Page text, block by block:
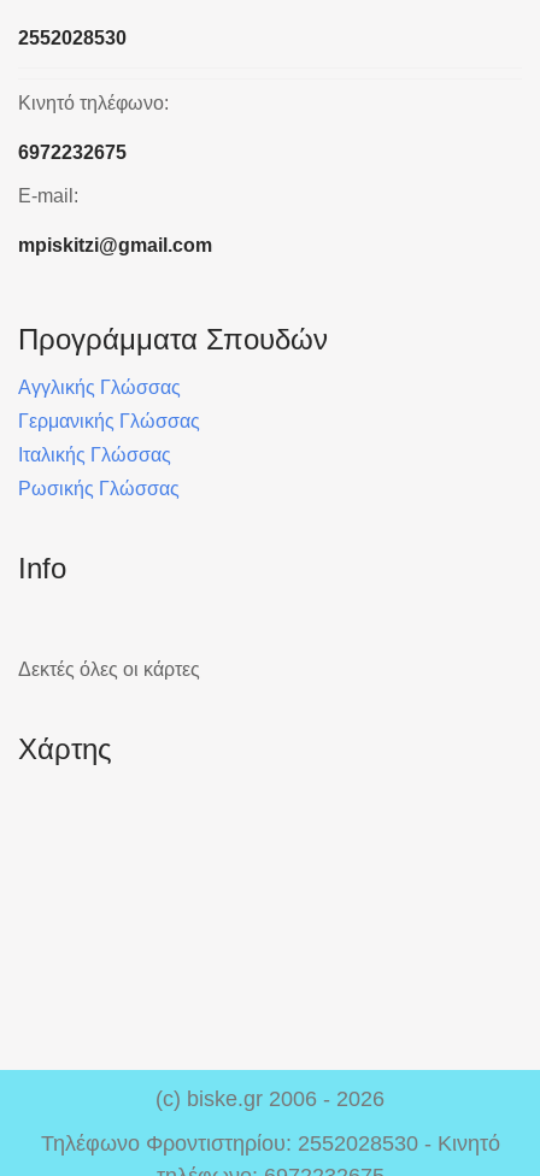
2552028530
Κινητό τηλέφωνο:
6972232675
E-mail:
mpiskitzi@gmail.com
Προγράμματα Σπουδών
Αγγλικής Γλώσσας
Γερμανικής Γλώσσας
Ιταλικής Γλώσσας
Ρωσικής Γλώσσας
Info
Δεκτές όλες οι κάρτες
Χάρτης
(c) biske.gr 2006 - 2026
Τηλέφωνο Φροντιστηρίου: 2552028530 - Κινητό